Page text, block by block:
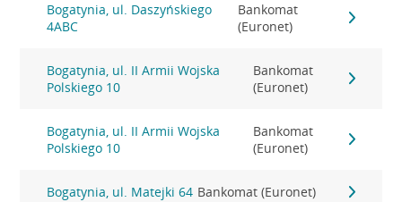
Bogatynia, ul. Daszyńskiego
4ABC
Bankomat
(Euronet)
Bogatynia, ul. II Armii Wojska
Polskiego 10
Bankomat
(Euronet)
Bogatynia, ul. II Armii Wojska
Polskiego 10
Bankomat
(Euronet)
Bogatynia, ul. Matejki 64 Bankomat (Euronet)